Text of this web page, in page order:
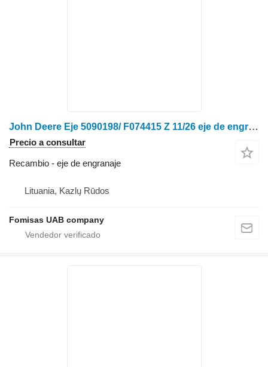
John Deere Eje 5090198/ F074415 Z 11/26 eje de engranaje para John Deere tractor de ruedas
Precio a consultar
Recambio - eje de engranaje
Lituania, Kazlų Rūdos
Fomisas UAB company